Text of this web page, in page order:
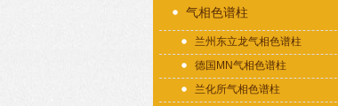
气相色谱柱
兰州东立龙气相色谱柱
德国MN气相色谱柱
兰化所气相色谱柱